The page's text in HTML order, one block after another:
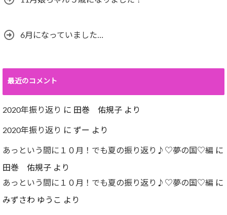
6月になっていました…
最近のコメント
2020年振り返り に 田巻 佑規子 より
2020年振り返り に ずー より
あっという間に１０月！でも夏の振り返り♪♡夢の国♡編 に
田巻 佑規子 より
あっという間に１０月！でも夏の振り返り♪♡夢の国♡編 に
みずさわ ゆうこ より